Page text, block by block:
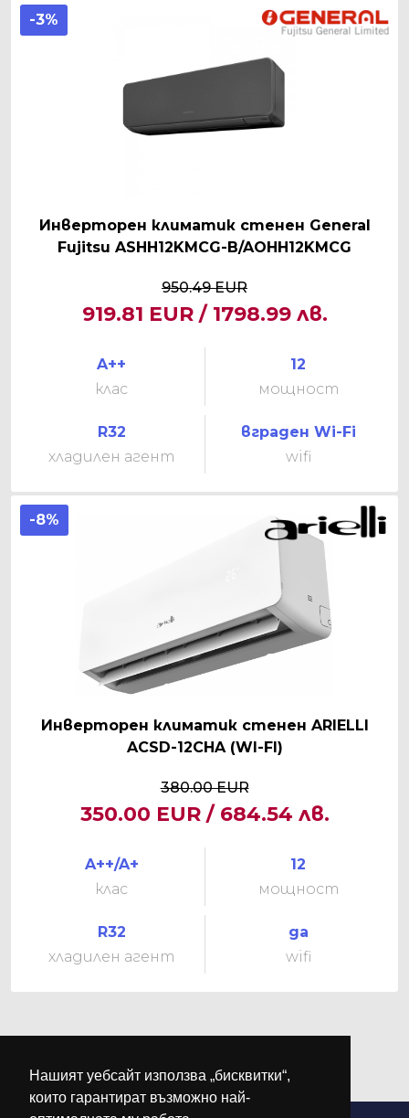
Нашият уебсайт използва „бисквитки“,
които гарантират възможно най-
-3%
Инверторен климатик стенен General
Fujitsu ASHH12KMCG-B/AOHH12KMCG
950.49 EUR
919.81 EUR / 1798.99 лв.
A++
клас
12
мощност
R32
хладилен агент
вграден Wi-Fi
wifi
-8%
Инверторен климатик стенен ARIELLI
ACSD-12CHA (WI-FI)
380.00 EUR
350.00 EUR / 684.54 лв.
A++/A+
клас
12
мощност
R32
хладилен агент
да
wifi